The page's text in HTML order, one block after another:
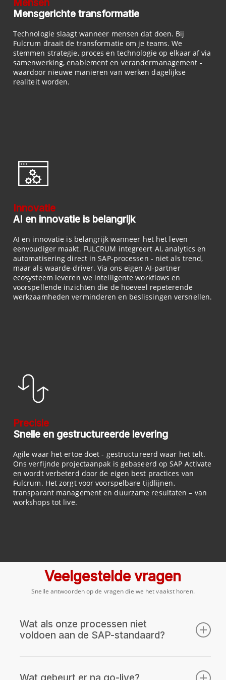
Mensen
Mensgerichte transformatie
Technologie slaagt wanneer mensen dat doen. Bij
Fulcrum draait de transformatie om je teams. We
stemmen strategie, proces en technologie op elkaar af via
samenwerking, enablement en verandermanagement -
waardoor nieuwe manieren van werken dagelijkse
realiteit worden.
Innovatie
AI en innovatie is belangrijk
AI en innovatie is belangrijk wanneer het het leven
eenvoudiger maakt. FULCRUM integreert AI, analytics en
automatisering direct in SAP-processen - niet als trend,
maar als waarde-driver. Via ons eigen AI-partner
ecosysteem leveren we intelligente workflows en
voorspellende inzichten die de hoeveel repeterende
werkzaamheden verminderen en beslissingen versnellen.
Precisie
Snelle en gestructureerde levering
Agile waar het ertoe doet - gestructureerd waar het telt.
Ons verfijnde projectaanpak is gebaseerd op SAP Activate
en wordt verbeterd door de eigen best practices van
Fulcrum. Het zorgt voor voorspelbare tijdlijnen,
transparant management en duurzame resultaten – van
workshops tot live.
Veelgestelde vragen
Snelle antwoorden op de vragen die we het vaakst horen.
Wat als onze processen niet
voldoen aan de SAP-standaard?
verandering. De FULCRUM Fast Lane Solution werkt omdat we niet